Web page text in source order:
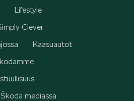
Lifestyle
Clever
Kaasuautot
Škoda mediassa